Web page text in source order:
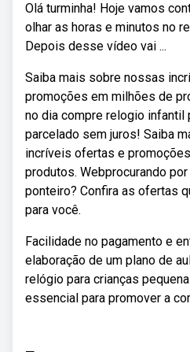
Olá turminha! Hoje vamos
olhar as horas e minutos no
Depois desse vídeo vai ...
Saiba mais sobre nossas
promoções em milhões de
no dia compre relogio infantil
parcelado sem juros! Saiba
incríveis ofertas e
produtos. Webprocurando
ponteiro? Confira as ofertas
para você.
Facilidade no pagamento e
elaboração de um plano de
relógio para crianças
essencial para promover a